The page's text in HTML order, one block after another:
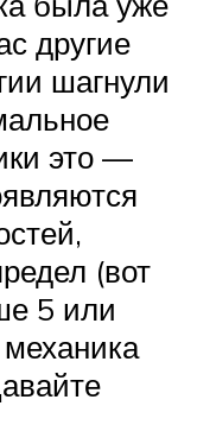
другие
шагнули
это —
(вот
5 или